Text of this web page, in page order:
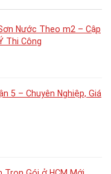
Nước Theo m2 – Cập
Thi Công
5 – Chuyên Nghiệp, Giá